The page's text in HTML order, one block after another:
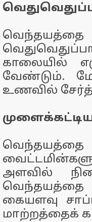
காலையில்
வேண்டும்.
உணவில்
அளவில்
வெந்தயத்தை
கையளவு
மாற்றத்தைக்